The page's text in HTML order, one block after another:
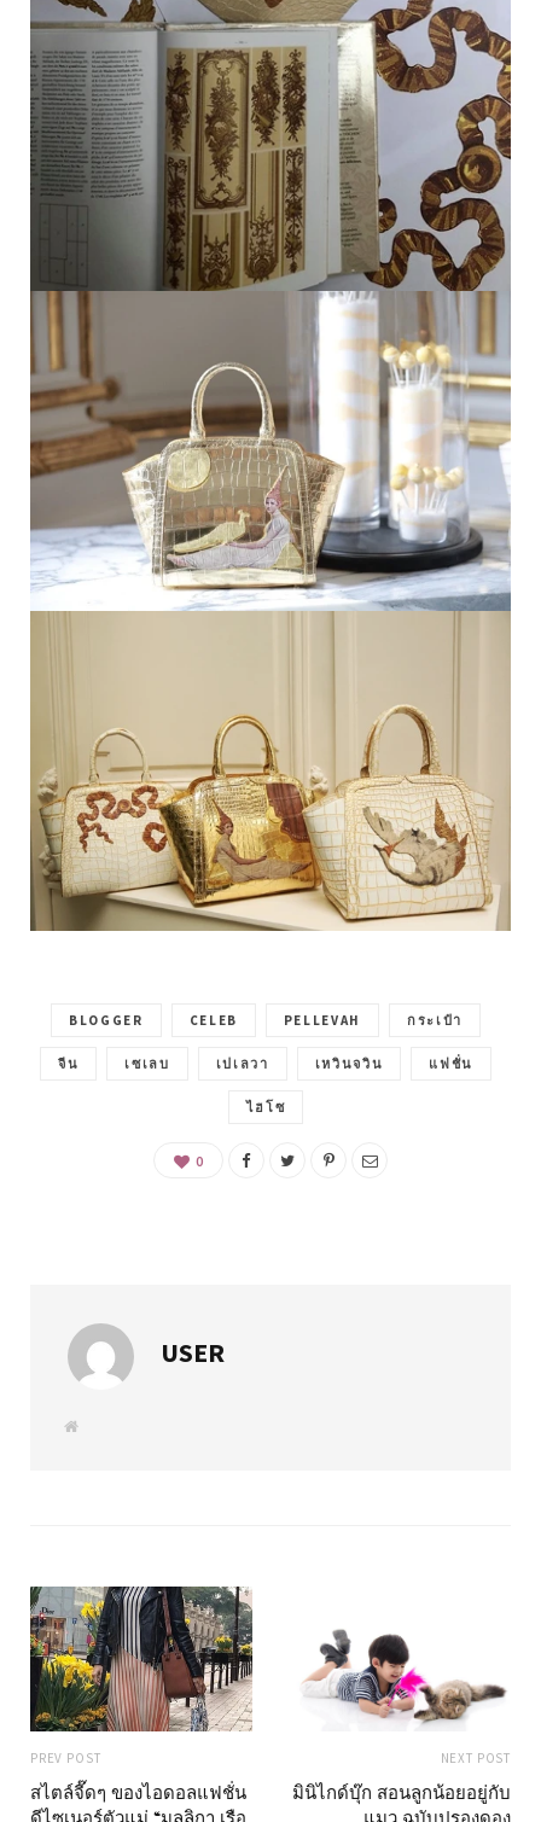
BLOGGER CELEB PELLEVAH กระเป๋า
จีน เซเลบ เปเลวา เหวินจวิน แฟชั่น
ไฮโซ
0
USER
W
PREV POST
สไตล์จี๊ดๆ ของไอดอลแฟชั่น
ดีไซเนอร์ตัวแม่ “มลลิกา เรือ
NEXT POST
มินิไกด์บุ๊ก สอนลูกน้อยอยู่กับ
แมว ฉบับปรองดอง